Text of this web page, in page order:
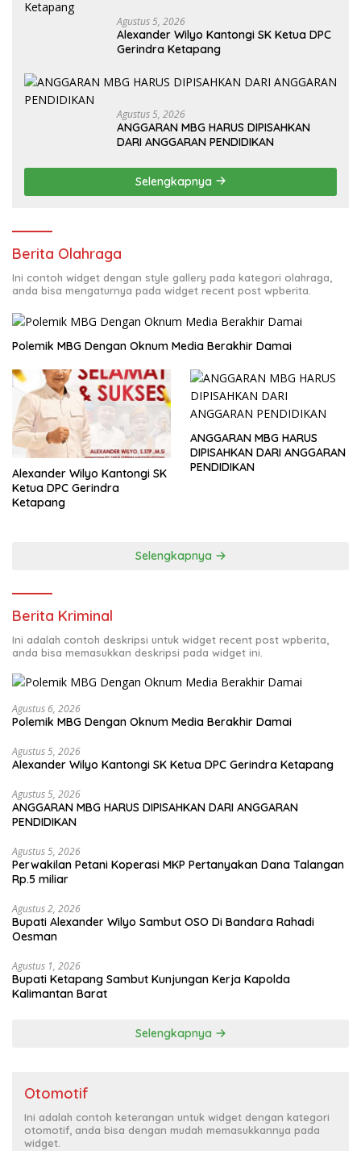
Agustus 5, 2026
Alexander Wilyo Kantongi SK Ketua DPC
Gerindra Ketapang
Agustus 5, 2026
ANGGARAN MBG HARUS DIPISAHKAN
DARI ANGGARAN PENDIDIKAN
Selengkapnya
Berita Olahraga
Ini contoh widget dengan style gallery pada kategori olahraga,
anda bisa mengaturnya pada widget recent post wpberita.
Polemik MBG Dengan Oknum Media Berakhir Damai
Alexander Wilyo Kantongi SK
Ketua DPC Gerindra
Ketapang
ANGGARAN MBG HARUS
DIPISAHKAN DARI ANGGARAN
PENDIDIKAN
Selengkapnya
Berita Kriminal
Ini adalah contoh deskripsi untuk widget recent post wpberita,
anda bisa memasukkan deskripsi pada widget ini.
Agustus 6, 2026
Polemik MBG Dengan Oknum Media Berakhir Damai
Agustus 5, 2026
Alexander Wilyo Kantongi SK Ketua DPC Gerindra Ketapang
Agustus 5, 2026
ANGGARAN MBG HARUS DIPISAHKAN DARI ANGGARAN
PENDIDIKAN
Agustus 5, 2026
Perwakilan Petani Koperasi MKP Pertanyakan Dana Talangan
Rp.5 miliar
Agustus 2, 2026
Bupati Alexander Wilyo Sambut OSO Di Bandara Rahadi
Oesman
Agustus 1, 2026
Bupati Ketapang Sambut Kunjungan Kerja Kapolda
Kalimantan Barat
Selengkapnya
Otomotif
Ini adalah contoh keterangan untuk widget dengan kategori
otomotif, anda bisa dengan mudah memasukkannya pada
widget.